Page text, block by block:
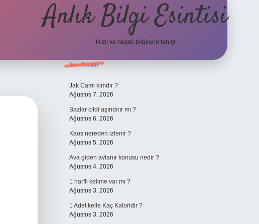
Anlık Bilgi Esintisi
Hızlı ve neşeli bilgilerle tanış!
Sidebar
Son Yazılar
Jak Cami kimdir ?
Ağustos 7, 2026
Bazlar cildi aşındırır mı ?
Ağustos 6, 2026
Kaos nereden izlenir ?
Ağustos 5, 2026
Ava giden avlanır konusu nedir ?
Ağustos 4, 2026
1 harfli kelime var mı ?
Ağustos 3, 2026
1 Adet kelle Kaç Kaloridir ?
Ağustos 3, 2026